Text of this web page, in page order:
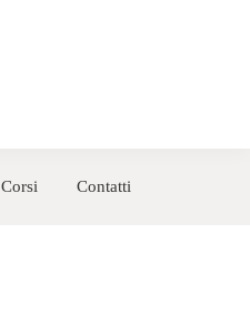
Corsi Contatti